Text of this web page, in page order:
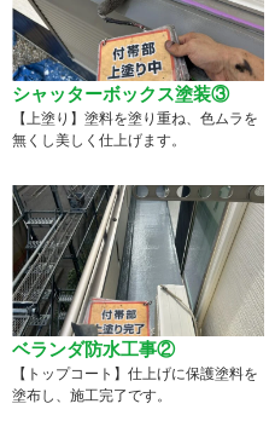
シャッターボックス塗装③
【上塗り】塗料を塗り重ね、色ムラを
無くし美しく仕上げます。
ベランダ防水工事②
【トップコート】仕上げに保護塗料を
塗布し、施工完了です。